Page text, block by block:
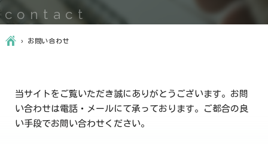
contact
Ç › お問い合わせ
当サイトをご覧いただき誠にありがとうございます。お問
い合わせは電話・メールにて承っております。ご都合の良
い手段でお問い合わせください。